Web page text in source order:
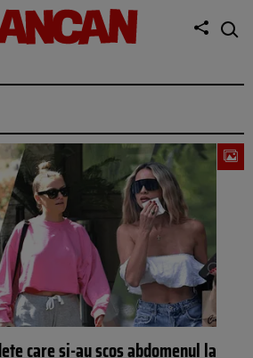
care și-au scos abdomenul la